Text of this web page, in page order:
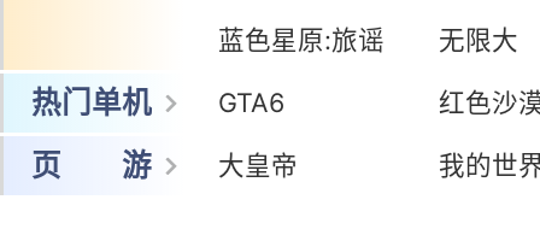
蓝色星原:旅谣
无限大
热门单机 GTA6 红色沙
页 游 大皇帝 我的世